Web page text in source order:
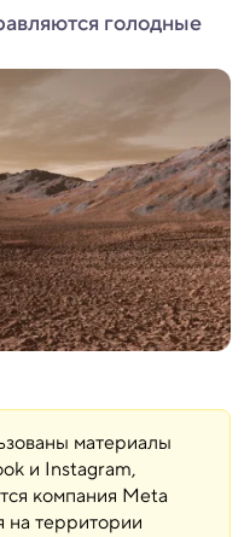
голодные
материалы
и Instagram,
компания Meta
на территории